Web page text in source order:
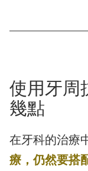
使用牙
幾點
在牙科的治療
療，仍然要搭